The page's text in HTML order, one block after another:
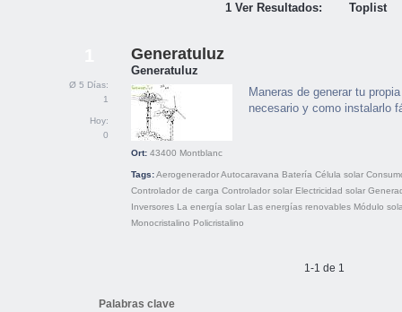
1 Ver Resultados: Toplist
Ø 5 Días:
1
Hoy:
0
Generatuluz
Generatuluz
Maneras de generar tu
necesario y como instalarlo
Ort: 43400 Montblanc
Tags:AerogeneradorAutocaravana Batería Célula solar
Controlador de carga Controlador solar Electricidad solar
Inversores La energía solar Las energías renovables Módulo
Monocristalino Policristalino
1-1 de 1
Palabras clave